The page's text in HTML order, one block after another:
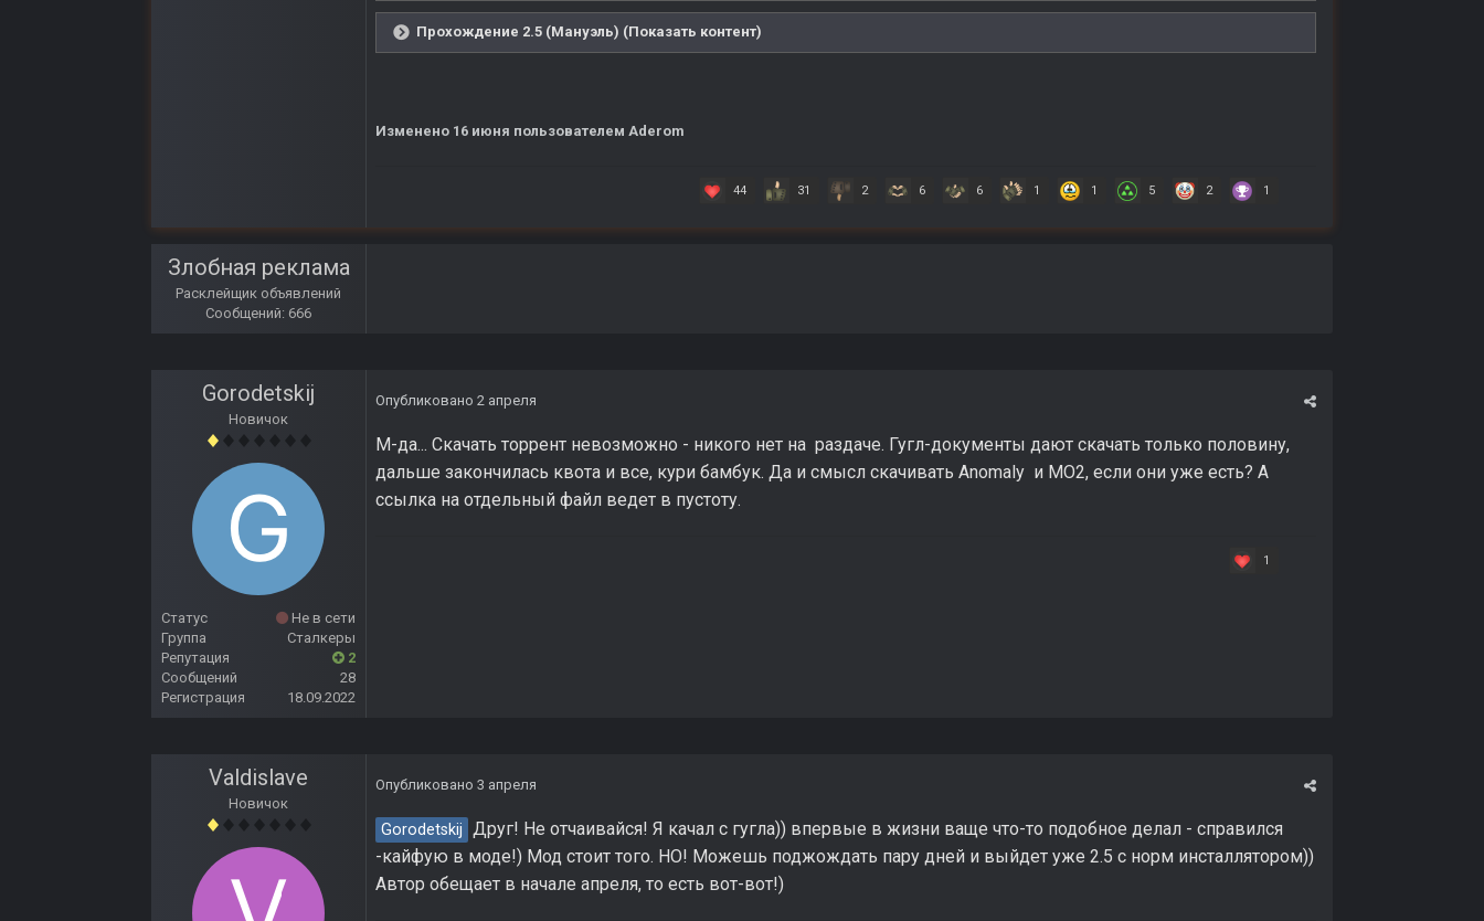
Прохождение 2.5 (Мануэль) (Показать контент)
Изменено 16 июня пользователем Aderom
44 31 2 6 6 1 1 5 2 1
Злобная реклама
Расклейщик объявлений
Сообщений: 666
Gorodetskij
Новичок
Статус
Не в сети
Группа
Сталкеры
Репутация
2
Сообщений
28
Регистрация
18.09.2022
Опубликовано 2 апреля
М-да... Скачать торрент невозможно - никого нет на раздаче. Гугл-документы дают скачать только половину,
дальше закончилась квота и все, кури бамбук. Да и смысл скачивать Anomaly и МО2, если они уже есть? А
ссылка на отдельный файл ведет в пустоту.
1
Valdislave
Новичок
Опубликовано 3 апреля
Gorodetskij Друг! Не отчаивайся! Я качал с гугла)) впервые в жизни ваще что-то подобное делал - справился
-кайфую в моде!) Мод стоит того. НО! Можешь поджождать пару дней и выйдет уже 2.5 с норм инсталлятором))
Автор обещает в начале апреля, то есть вот-вот!)